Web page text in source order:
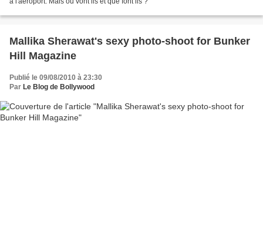
Mallika Sherawat's sexy photo-shoot for Bunker
Hill Magazine
Publié le 09/08/2010 à 23:30
Par Le Blog de Bollywood